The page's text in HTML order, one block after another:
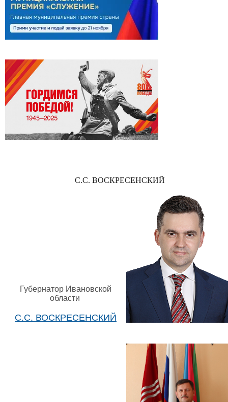
С.С. ВОСКРЕСЕНСКИЙ
Губернатор Ивановской
области
С.С. ВОСКРЕСЕНСКИЙ